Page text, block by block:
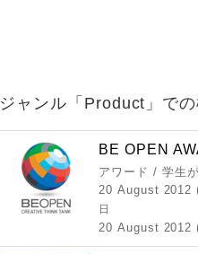
ジャンル「Product」で
BE OPEN
アワード / 学生
20 August 2012
日
20 August